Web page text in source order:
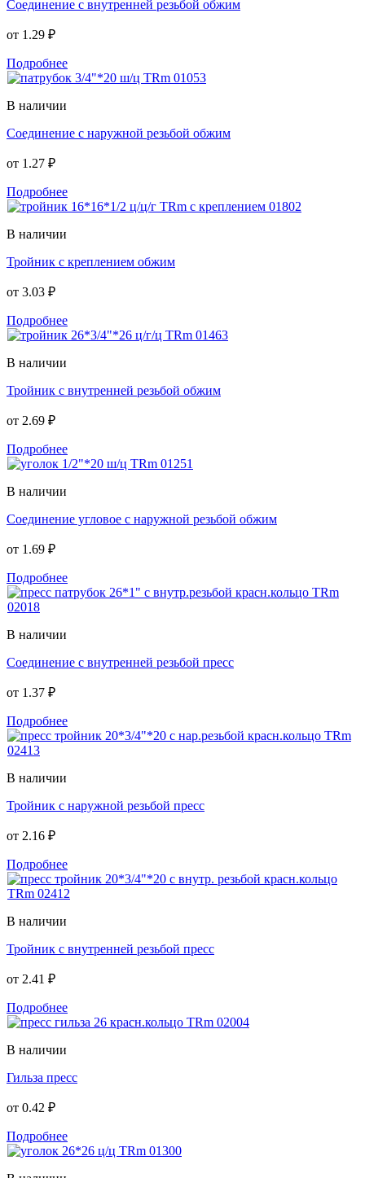
Соединение с внутренней резьбой обжим
от 1.29 ₽
Подробнее
В наличии
Соединение с наружной резьбой обжим
от 1.27 ₽
Подробнее
В наличии
Тройник с креплением обжим
от 3.03 ₽
Подробнее
В наличии
Тройник с внутренней резьбой обжим
от 2.69 ₽
Подробнее
В наличии
Соединение угловое с наружной резьбой обжим
от 1.69 ₽
Подробнее
В наличии
Соединение с внутренней резьбой пресс
от 1.37 ₽
Подробнее
В наличии
Тройник с наружной резьбой пресс
от 2.16 ₽
Подробнее
В наличии
Тройник с внутренней резьбой пресс
от 2.41 ₽
Подробнее
В наличии
Гильза пресс
от 0.42 ₽
Подробнее